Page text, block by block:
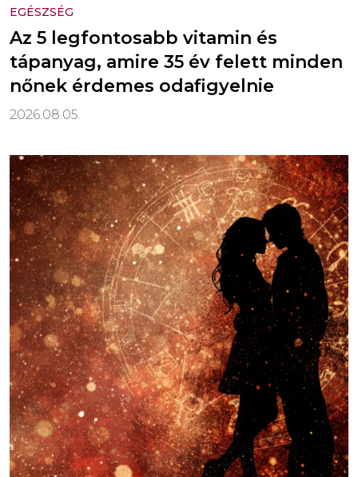
EGÉSZSÉG
Az 5 legfontosabb vitamin és
tápanyag, amire 35 év felett minden
nőnek érdemes odafigyelnie
2026.08.05.